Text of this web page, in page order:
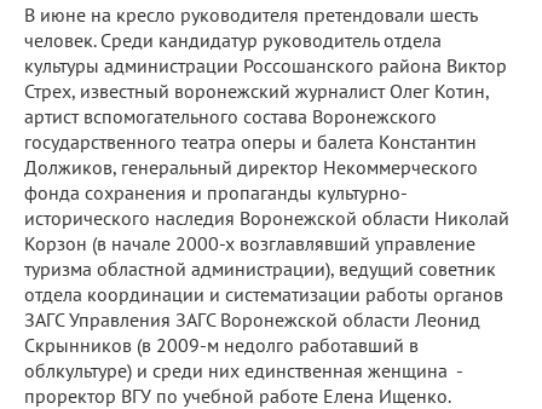
В июне на кресло руководителя претендовали шесть
человек. Среди кандидатур руководитель отдела
культуры администрации Россошанского района Виктор
Стрех, известный воронежский журналист Олег Котин,
артист вспомогательного состава Воронежского
государственного театра оперы и балета Константин
Должиков, генеральный директор Некоммерческого
фонда сохранения и пропаганды культурно-
исторического наследия Воронежской области Николай
Корзон (в начале 2000-х возглавлявший управление
туризма областной администрации), ведущий советник
отдела координации и систематизации работы органов
ЗАГС Управления ЗАГС Воронежской области Леонид
Скрынников (в 2009-м недолго работавший в
облкультуре) и среди них единственная женщина -
проректор ВГУ по учебной работе Елена Ищенко.